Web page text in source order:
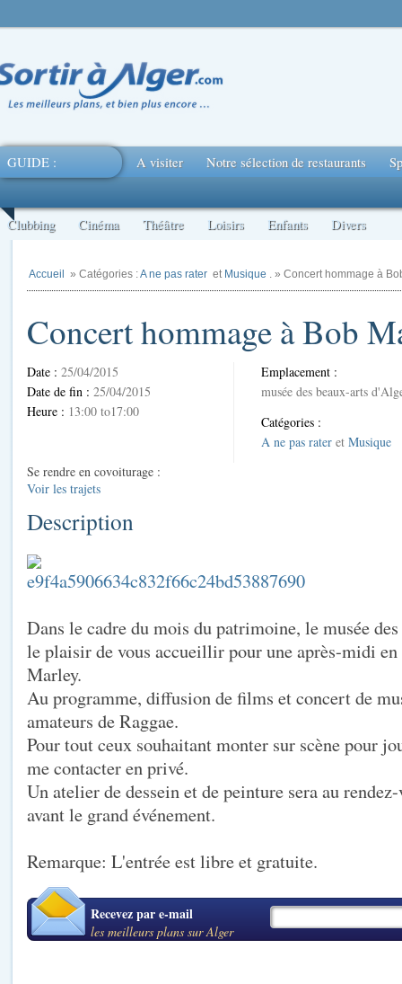
GUIDE : A visiter Notre sélection de restaurants
Clubbing Cinéma Théâtre Loisirs Enfants Divers
Accueil » Catégories :A ne pas rater et Musique . » Concert hommage à
Concert hommage à Bob
Date : 25/04/2015
Date de fin : 25/04/2015
Heure : 13:00 to17:00
Emplacement :
musée des beaux-arts
Catégories :
A ne pas rater et Musique
Se rendre en covoiturage :
Voir les trajets
Description
Dans le cadre du mois du patrimoine, le musée
le plaisir de vous accueillir pour une après-midi en
Marley.
Au programme, diffusion de films et concert de
amateurs de Raggae.
Pour tout ceux souhaitant monter sur scène pour
me contacter en privé.
Un atelier de dessein et de peinture sera au
avant le grand événement.
Remarque: L'entrée est libre et gratuite.
Recevez par e-mail
les meilleurs plans sur Alger